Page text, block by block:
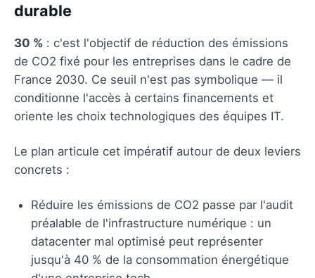
durable
30 % : c'est l'objectif de réduction des émissions
de CO2 fixé pour les entreprises dans le cadre de
France 2030. Ce seuil n'est pas symbolique — il
conditionne l'accès à certains financements et
oriente les choix technologiques des équipes IT.
Le plan articule cet impératif autour de deux leviers
concrets :
Réduire les émissions de CO2 passe par l'audit
préalable de l'infrastructure numérique : un
datacenter mal optimisé peut représenter
jusqu'à 40 % de la consommation énergétique